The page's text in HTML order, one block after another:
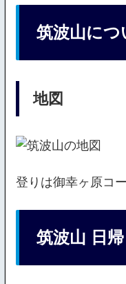
筑波山につ
地図
登りは御幸ヶ原コ
筑波山 日